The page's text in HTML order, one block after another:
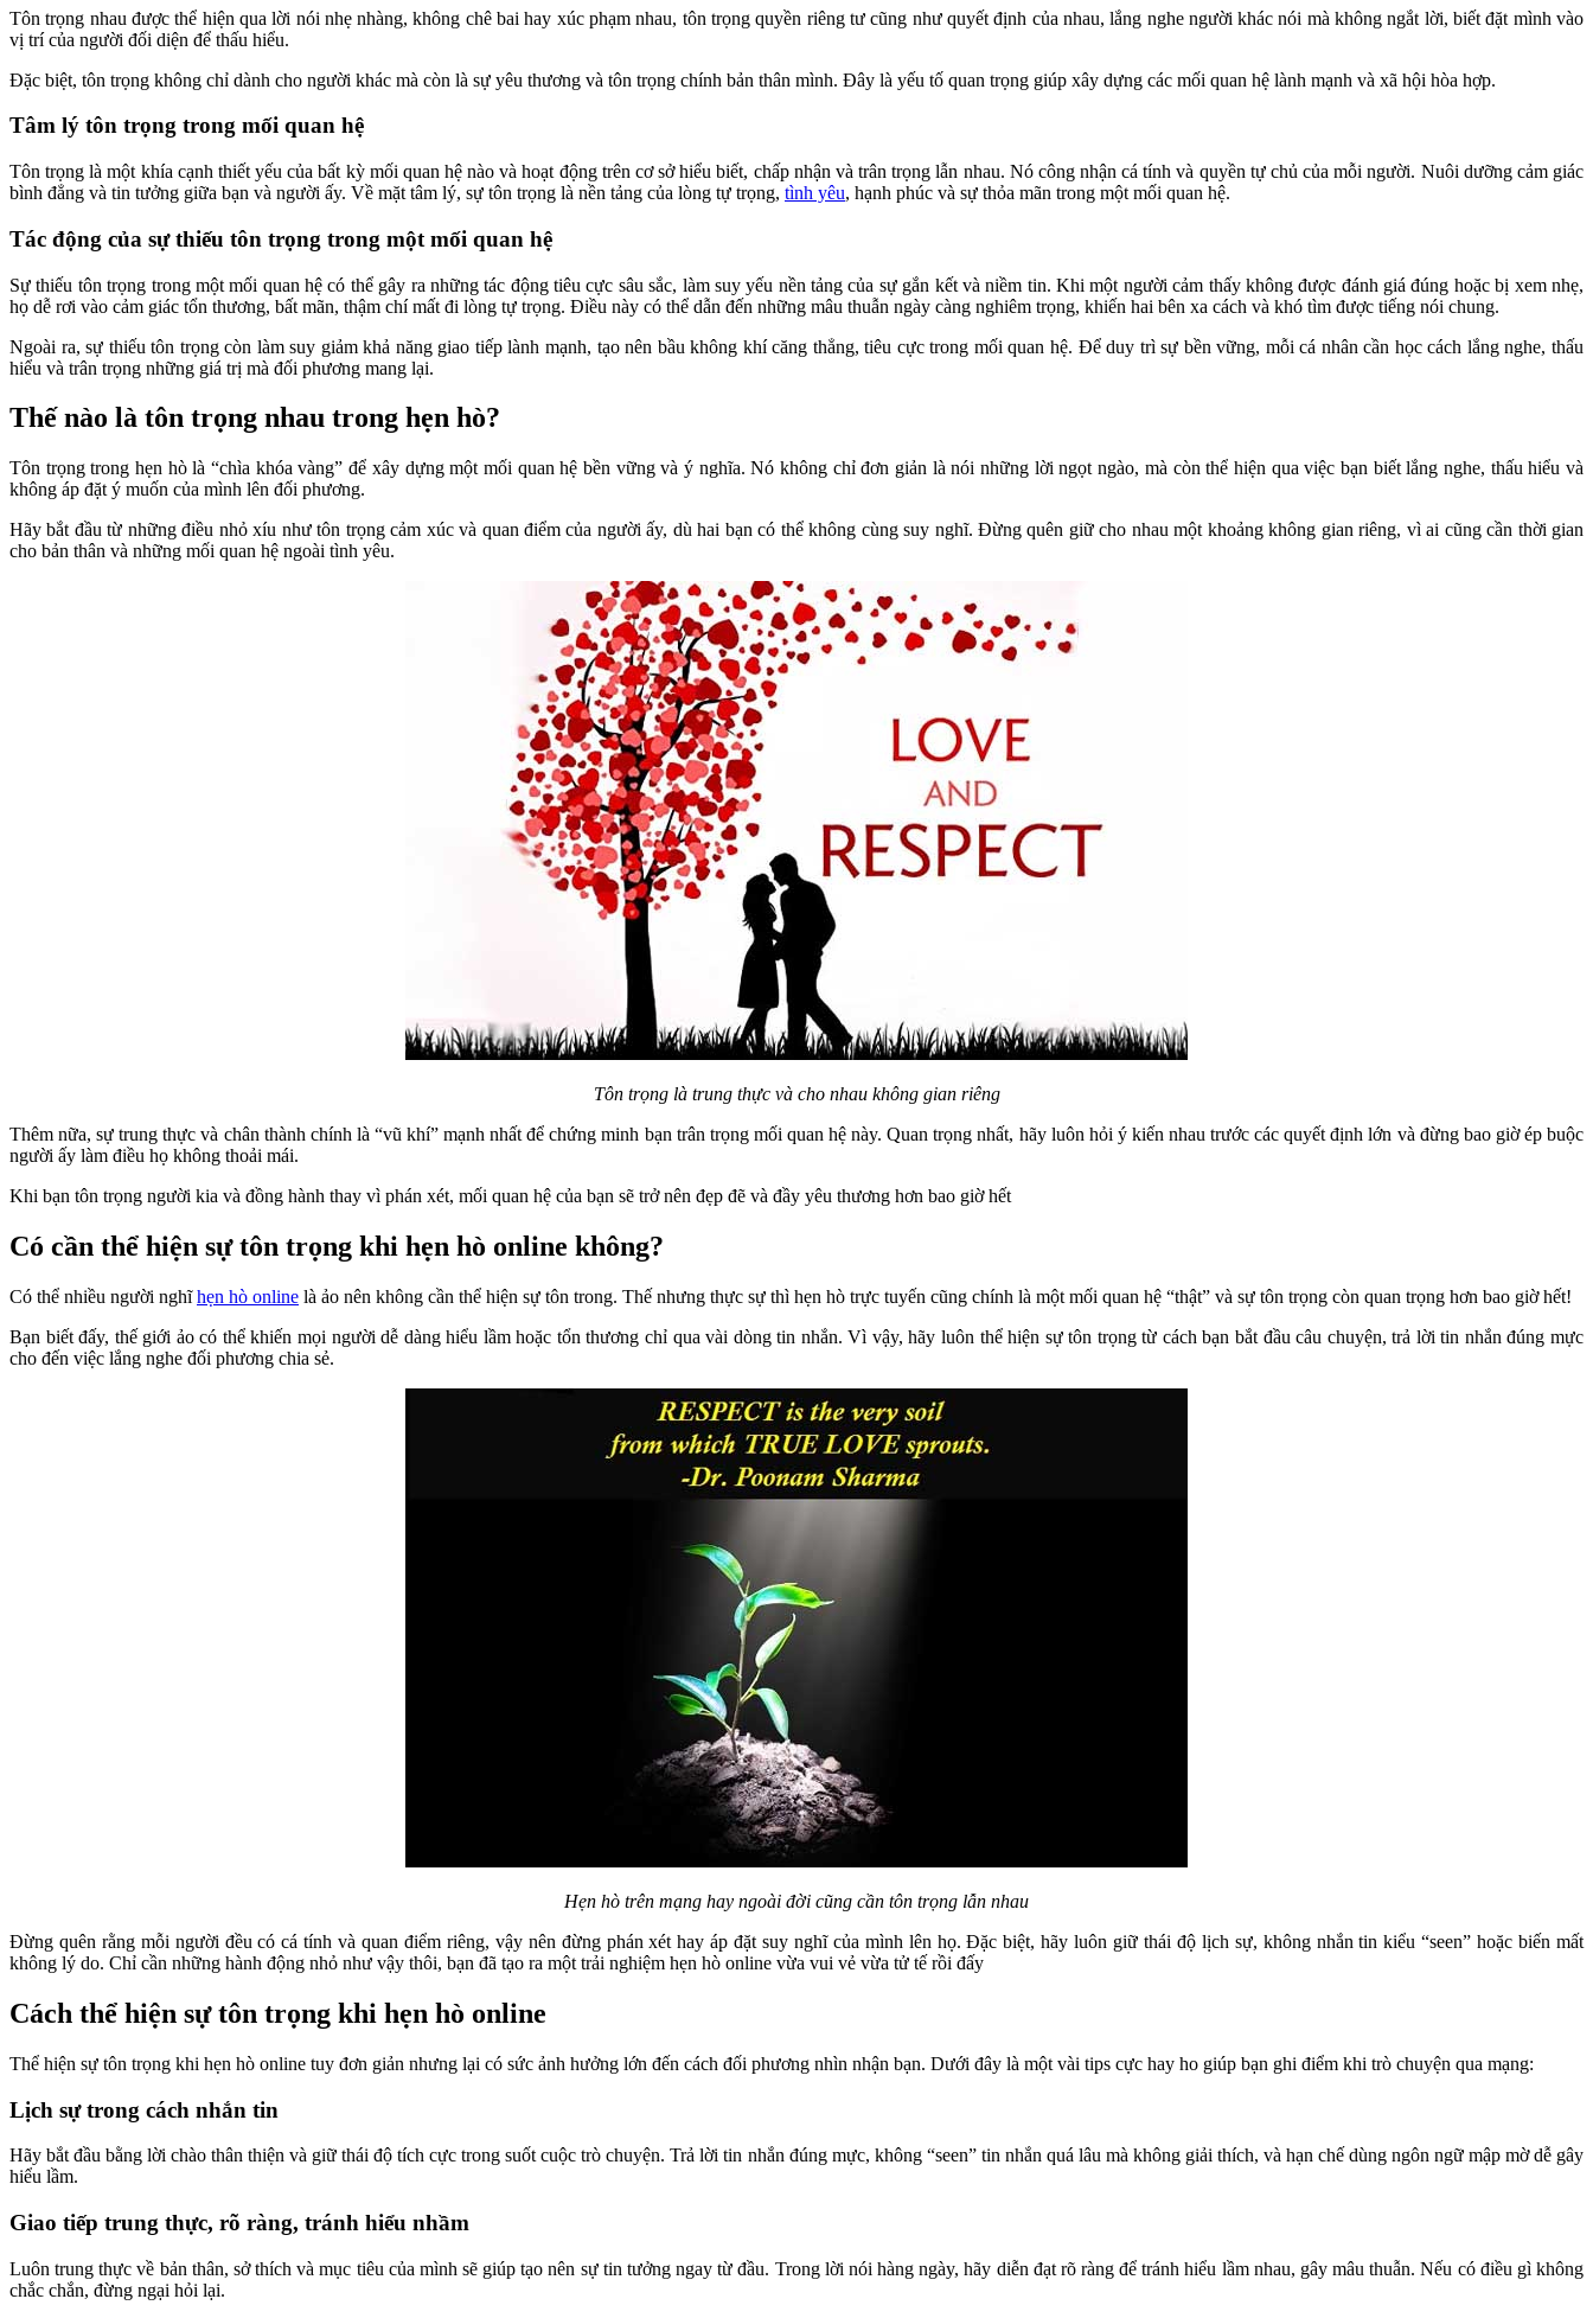
Tôn trọng nhau được thể hiện qua lời nói nhẹ nhàng, không chê bai hay xúc phạm nhau, tôn trọng quyền riêng tư cũng như quyết định của nhau, lắng nghe người khác nói mà không ngắt lời, biết đặt mình vào
vị trí của người đối diện để thấu hiểu.
Đặc biệt, tôn trọng không chỉ dành cho người khác mà còn là sự yêu thương và tôn trọng chính bản thân mình. Đây là yếu tố quan trọng giúp xây dựng các mối quan hệ lành mạnh và xã hội hòa hợp.
Tâm lý tôn trọng trong mối quan hệ
Tôn trọng là một khía cạnh thiết yếu của bất kỳ mối quan hệ nào và hoạt động trên cơ sở hiểu biết, chấp nhận và trân trọng lẫn nhau. Nó công nhận cá tính và quyền tự chủ của mỗi người. Nuôi dưỡng cảm giác
bình đẳng và tin tưởng giữa bạn và người ấy. Về mặt tâm lý, sự tôn trọng là nền tảng của lòng tự trọng, tình yêu, hạnh phúc và sự thỏa mãn trong một mối quan hệ.
Tác động của sự thiếu tôn trọng trong một mối quan hệ
Sự thiếu tôn trọng trong một mối quan hệ có thể gây ra những tác động tiêu cực sâu sắc, làm suy yếu nền tảng của sự gắn kết và niềm tin. Khi một người cảm thấy không được đánh giá đúng hoặc bị xem nhẹ,
họ dễ rơi vào cảm giác tổn thương, bất mãn, thậm chí mất đi lòng tự trọng. Điều này có thể dẫn đến những mâu thuẫn ngày càng nghiêm trọng, khiến hai bên xa cách và khó tìm được tiếng nói chung.
Ngoài ra, sự thiếu tôn trọng còn làm suy giảm khả năng giao tiếp lành mạnh, tạo nên bầu không khí căng thẳng, tiêu cực trong mối quan hệ. Để duy trì sự bền vững, mỗi cá nhân cần học cách lắng nghe, thấu
hiểu và trân trọng những giá trị mà đối phương mang lại.
Thế nào là tôn trọng nhau trong hẹn hò?
Tôn trọng trong hẹn hò là “chìa khóa vàng” để xây dựng một mối quan hệ bền vững và ý nghĩa. Nó không chỉ đơn giản là nói những lời ngọt ngào, mà còn thể hiện qua việc bạn biết lắng nghe, thấu hiểu và
không áp đặt ý muốn của mình lên đối phương.
Hãy bắt đầu từ những điều nhỏ xíu như tôn trọng cảm xúc và quan điểm của người ấy, dù hai bạn có thể không cùng suy nghĩ. Đừng quên giữ cho nhau một khoảng không gian riêng, vì ai cũng cần thời gian
cho bản thân và những mối quan hệ ngoài tình yêu.
Tôn trọng là trung thực và cho nhau không gian riêng
Thêm nữa, sự trung thực và chân thành chính là “vũ khí” mạnh nhất để chứng minh bạn trân trọng mối quan hệ này. Quan trọng nhất, hãy luôn hỏi ý kiến nhau trước các quyết định lớn và đừng bao giờ ép buộc
người ấy làm điều họ không thoải mái.
Khi bạn tôn trọng người kia và đồng hành thay vì phán xét, mối quan hệ của bạn sẽ trở nên đẹp đẽ và đầy yêu thương hơn bao giờ hết
Có cần thể hiện sự tôn trọng khi hẹn hò online không?
Có thể nhiều người nghĩhẹn hò online là ảo nên không cần thể hiện sự tôn trong. Thế nhưng thực sự thì hẹn hò trực tuyến cũng chính là một mối quan hệ “thật” và sự tôn trọng còn quan trọng hơn bao giờ hết!
Bạn biết đấy, thế giới ảo có thể khiến mọi người dễ dàng hiểu lầm hoặc tổn thương chỉ qua vài dòng tin nhắn. Vì vậy, hãy luôn thể hiện sự tôn trọng từ cách bạn bắt đầu câu chuyện, trả lời tin nhắn đúng mực
cho đến việc lắng nghe đối phương chia sẻ.
Hẹn hò trên mạng hay ngoài đời cũng cần tôn trọng lẫn nhau
Đừng quên rằng mỗi người đều có cá tính và quan điểm riêng, vậy nên đừng phán xét hay áp đặt suy nghĩ của mình lên họ. Đặc biệt, hãy luôn giữ thái độ lịch sự, không nhắn tin kiểu “seen” hoặc biến mất
không lý do. Chỉ cần những hành động nhỏ như vậy thôi, bạn đã tạo ra một trải nghiệm hẹn hò online vừa vui vẻ vừa tử tế rồi đấy
Cách thể hiện sự tôn trọng khi hẹn hò online
Thể hiện sự tôn trọng khi hẹn hò online tuy đơn giản nhưng lại có sức ảnh hưởng lớn đến cách đối phương nhìn nhận bạn. Dưới đây là một vài tips cực hay ho giúp bạn ghi điểm khi trò chuyện qua mạng:
Lịch sự trong cách nhắn tin
Hãy bắt đầu bằng lời chào thân thiện và giữ thái độ tích cực trong suốt cuộc trò chuyện. Trả lời tin nhắn đúng mực, không “seen” tin nhắn quá lâu mà không giải thích, và hạn chế dùng ngôn ngữ mập mờ dễ gây
hiểu lầm.
Giao tiếp trung thực, rõ ràng, tránh hiểu nhầm
Luôn trung thực về bản thân, sở thích và mục tiêu của mình sẽ giúp tạo nên sự tin tưởng ngay từ đầu. Trong lời nói hàng ngày, hãy diễn đạt rõ ràng để tránh hiểu lầm nhau, gây mâu thuẫn. Nếu có điều gì không
chắc chắn, đừng ngại hỏi lại.